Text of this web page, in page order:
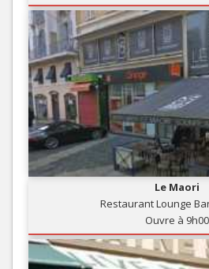
Le Maori
Restaurant Lounge
Ouvre à 9h00